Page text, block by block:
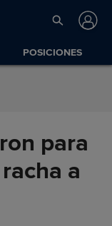
POSICIONES
para
a